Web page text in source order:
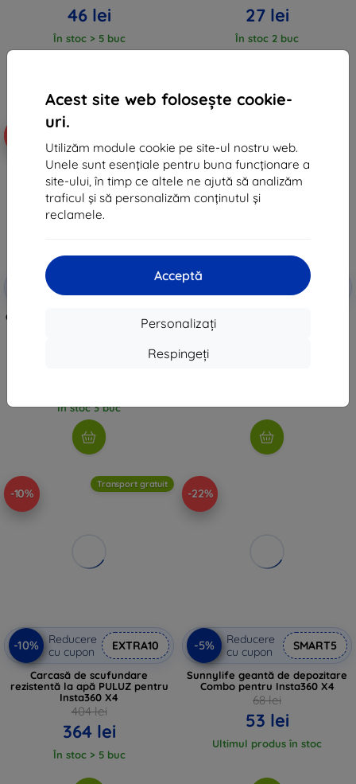
Acest site web folosește cookie-
uri.
Utilizăm module cookie pe site-ul nostru web.
Unele sunt esențiale pentru buna funcționare a
site-ului, în timp ce altele ne ajută să analizăm
traficul și să personalizăm conținutul și
reclamele.
Acceptă
Personalizați
Respingeți
46 lei
În stoc > 5 buc
27 lei
În stoc 2 buc
cu cupon
Carcasă protectoare din silicon și
capac pentru lentilă pentru
În stoc 3 buc
cu cupon
SMART5
Carcasă de protecție Sunnylife
-10%
Transport gratuit
-10%
Reducere
cu cupon
EXTRA10
Carcasă de scufundare
rezistentă la apă PULUZ pentru
Insta360 X4
404 lei
364 lei
În stoc > 5 buc
-22%
-5%
Reducere
cu cupon
SMART5
Sunnylife geantă de depozitare
Combo pentru Insta360 X4
68 lei
53 lei
Ultimul produs în stoc